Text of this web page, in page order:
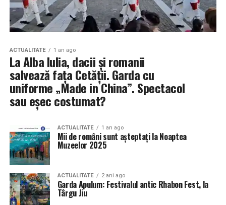
ACTUALITATE 1 an ago
La Alba Iulia, dacii și romanii
salvează fața Cetății. Garda cu
uniforme „Made in China”. Spectacol
sau eșec costumat?
ACTUALITATE 1 an ago
Mii de români sunt așteptați la Noaptea
Muzeelor 2025
ACTUALITATE 2 ani ago
Garda Apulum: Festivalul antic Rhabon Fest, la
Târgu Jiu